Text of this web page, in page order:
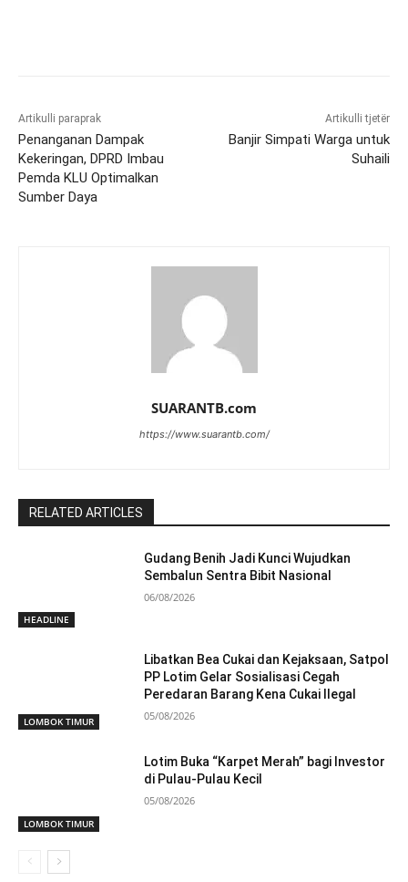
Artikulli paraprak
Penanganan Dampak
Kekeringan, DPRD Imbau
Pemda KLU Optimalkan
Sumber Daya
Artikulli tjetër
Banjir Simpati Warga untuk
Suhaili
SUARANTB.com
https://www.suarantb.com/
RELATED ARTICLES
HEADLINE
Gudang Benih Jadi Kunci Wujudkan
Sembalun Sentra Bibit Nasional
06/08/2026
LOMBOK TIMUR
Libatkan Bea Cukai dan Kejaksaan, Satpol
PP Lotim Gelar Sosialisasi Cegah
Peredaran Barang Kena Cukai Ilegal
05/08/2026
LOMBOK TIMUR
Lotim Buka “Karpet Merah” bagi Investor
di Pulau-Pulau Kecil
05/08/2026